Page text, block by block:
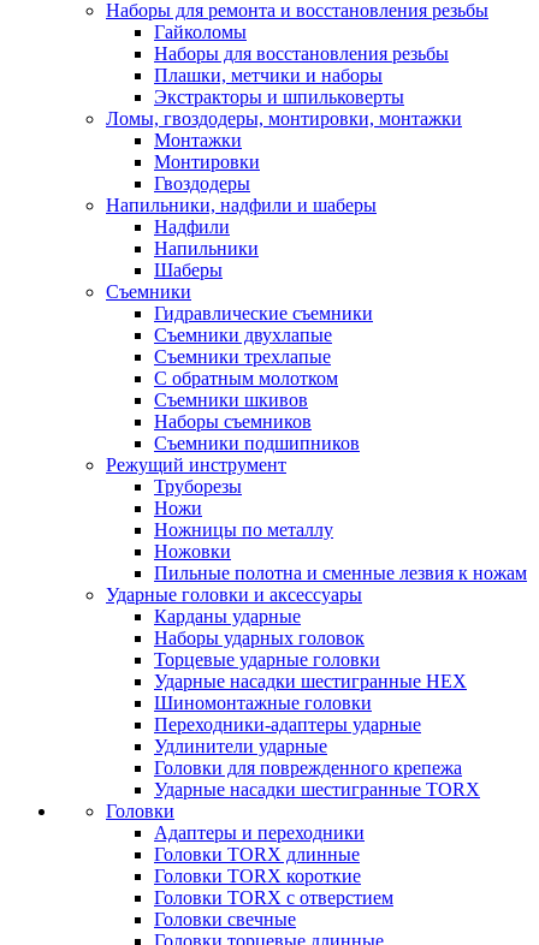
Наборы для ремонта и восстановления резьбы
Гайколомы
Наборы для восстановления резьбы
Плашки, метчики и наборы
Экстракторы и шпильковерты
Ломы, гвоздодеры, монтировки, монтажки
Монтажки
Монтировки
Гвоздодеры
Напильники, надфили и шаберы
Надфили
Напильники
Шаберы
Съемники
Гидравлические съемники
Съемники двухлапые
Съемники трехлапые
С обратным молотком
Съемники шкивов
Наборы съемников
Съемники подшипников
Режущий инструмент
Труборезы
Ножи
Ножницы по металлу
Ножовки
Пильные полотна и сменные лезвия к ножам
Ударные головки и аксессуары
Карданы ударные
Наборы ударных головок
Торцевые ударные головки
Ударные насадки шестигранные HEX
Шиномонтажные головки
Переходники-адаптеры ударные
Удлинители ударные
Головки для поврежденного крепежа
Ударные насадки шестигранные TORX
Головки
Адаптеры и переходники
Головки TORX длинные
Головки TORX короткие
Головки TORX с отверстием
Головки свечные
Головки торцевые длинные